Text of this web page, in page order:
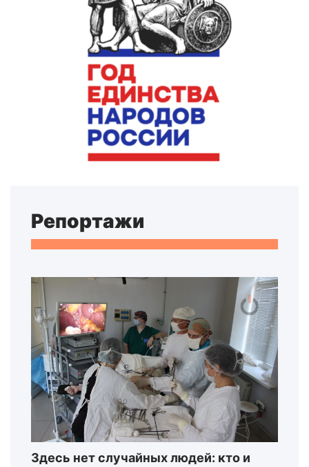
Репортажи
Здесь нет случайных людей: кто и